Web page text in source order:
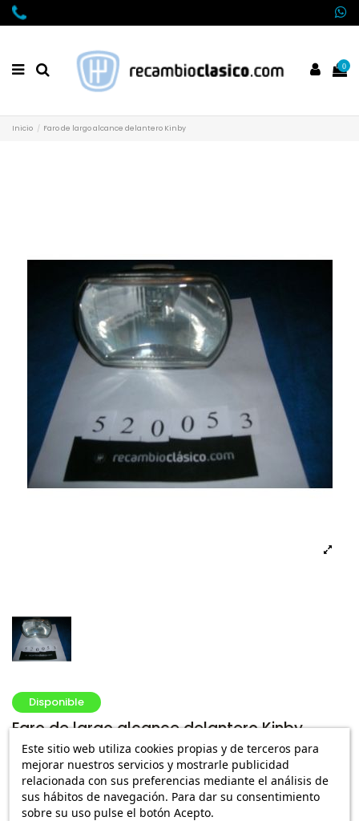
0
Inicio Faro de largo alcance delantero Kinby
Disponible
Faro de largo alcance delantero Kinby
Ref.: 520053E65
39,95 € 7,45 € Envío Peninsula
Este sitio web utiliza cookies propias y de terceros para
mejorar nuestros servicios y mostrarle publicidad
relacionada con sus preferencias mediante el análisis de
sus hábitos de navegación. Para dar su consentimiento
sobre su uso pulse el botón Acepto.